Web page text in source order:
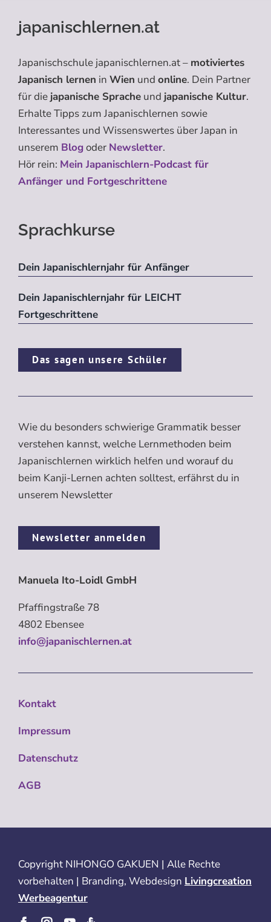
japanischlernen.at
Japanischschule japanischlernen.at – motiviertes
Japanisch lernen in Wien und online. Dein Partner
für die japanische Sprache und japanische Kultur.
Erhalte Tipps zum Japanischlernen sowie
Interessantes und Wissenswertes über Japan in
unserem Blogoder Newsletter.
Hör rein: Mein Japanischlern-Podcast für
Anfänger und Fortgeschrittene
Sprachkurse
Dein Japanischlernjahr für Anfänger
Dein Japanischlernjahr für LEICHT
Fortgeschrittene
Das sagen unsere Schüler
Wie du besonders schwierige Grammatik besser
verstehen kannst, welche Lernmethoden beim
Japanischlernen wirklich helfen und worauf du
beim Kanji-Lernen achten solltest, erfährst du in
unserem Newsletter
Newsletter anmelden
Manuela Ito-Loidl GmbH
Pfaffingstraße 78
4802 Ebensee
info@japanischlernen.at
Kontakt
Impressum
Datenschutz
AGB
Copyright NIHONGO GAKUEN | Alle Rechte
vorbehalten | Branding, Webdesign Livingcreation
Werbeagentur